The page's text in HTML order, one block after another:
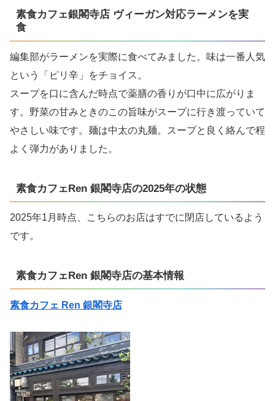
素食カフェ銀閣寺店 ヴィーガン対応ラーメンを実
食
編集部がラーメンを実際に食べてみました。味は一番人気
という「ピリ辛」をチョイス。
スープを口に含んだ時点で薬膳の香りが口中に広がりま
す。野菜の甘みときのこの旨味がスープに行き渡っていて
やさしい味です。麺は中太の丸麺。スープと良く絡んで程
よく弾力がありました。
素食カフェRen 銀閣寺店の2025年の状態
2025年1月時点、こちらのお店はすでに閉店しているよう
です。
素食カフェRen 銀閣寺店の基本情報
素食カフェ Ren 銀閣寺店